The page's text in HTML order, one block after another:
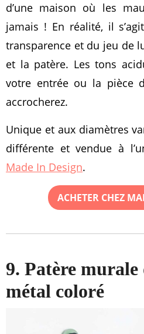
d’une maison où les
jamais ! En réalité, il
transparence et du jeu de
et la patère. Les tons
votre entrée ou la pièce
accrocherez.
Unique et aux diamètres
différente et vendue à
Made In Design.
ACHETER CHEZ
9. Patère murale
métal coloré